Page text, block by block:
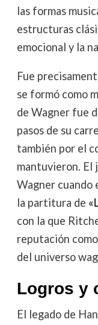
las formas
estructuras
emocional y la
Fue
se formó como
de Wagner fue
pasos de su
también por el
mantuvieron. El
Wagner cuando
la partitura de
con la que
reputación
del universo
Logros y
El legado de